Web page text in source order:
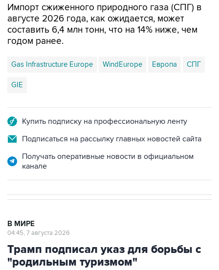
Импорт сжиженного природного газа (СПГ) в
августе 2026 года, как ожидается, может
составить 6,4 млн тонн, что на 14% ниже, чем
годом ранее.
Gas Infrastructure Europe WindEurope Европа СПГ
GIE
Купить подписку на профессиональную ленту
Подписаться на рассылку главных новостей сайта
Получать оперативные новости в официальном
канале
В МИРЕ
04:45, 7 августа 2026
Трамп подписал указ для борьбы с
"родильным туризмом"